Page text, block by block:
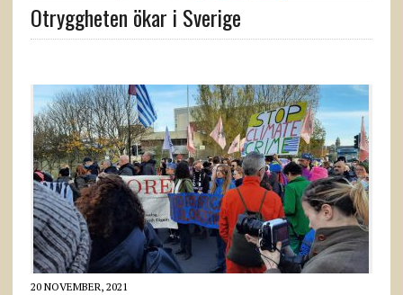
Otryggheten ökar i Sverige
20 NOVEMBER, 2021